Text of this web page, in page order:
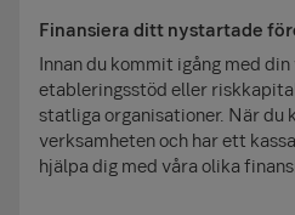
Finansiera ditt nystartade
Innan du kommit igång med
etableringsstöd eller
statliga organisationer. När du
verksamheten och har ett
hjälpa dig med våra olika